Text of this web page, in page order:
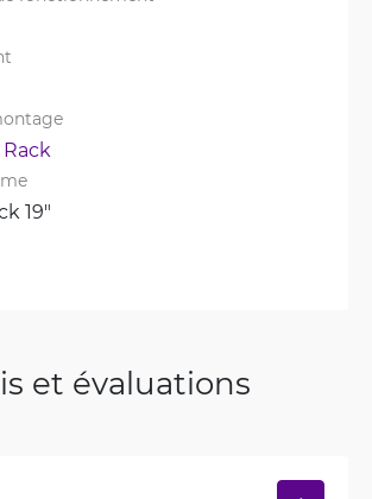
19"
et évaluations